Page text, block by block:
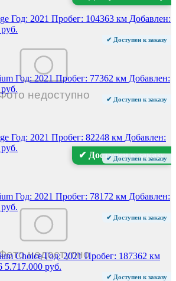
✔ Доступен к заказу
Год: 2021 Пробег: 104363 км Добавлен:
✔ Доступен к заказу
Год:2021 Пробег: 77362 км Добавлен:
✔ Доступен к заказу
Год: 2021 Пробег: 82248 км Добавлен:
✔ Доступен к заказу
Год: 2021 Пробег: 78172 км Добавлен:
✔ Доступен к заказу
Choice Год:2021 Пробег: 187362 км
5.717.000 руб.
✔ Доступен к заказу